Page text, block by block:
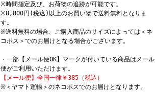
※時間指定及び、お荷物の追跡が可能です。
※8,800円(税込)以上のお買い物で送料無料となりま
す。
※送料無料の場合、ご購入商品のサイズによっては＜ネ
コポス＞でのお届けとなる場合がございます。
・一部【メール便OK】マークが付いている商品はメール
便がご利用いただけます。
【メール便】全国一律￥385（税込）
※＜ヤマト運輸＞のネコポスでのお届けとなります。